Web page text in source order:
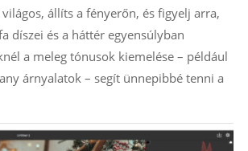
állíts a fényerőn, és figyelj arra,
díszei és a háttér egyensúlyban
a meleg tónusok kiemelése – például
árnyalatok – segít ünnepibbé tenni a